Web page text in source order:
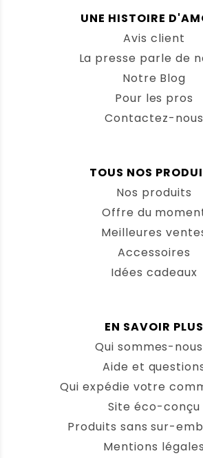
UNE HISTOIRE
Avis client
La presse parle de
Notre Blog
Pour les pros
Contactez-nous
TOUS NOS
Nos produits
Offre du
Meilleures
Accessoires
Idées cadeaux
EN SAVOIR PLUS
Qui sommes-
Aide et
Qui expédie votre
Site éco-conçu
Produits sans sur-
Mentions légales